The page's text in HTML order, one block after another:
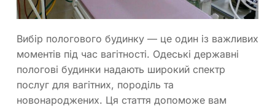
Вибір пологового будинку — це один із важливих
моментів під час вагітності. Одеські державні
пологові будинки надають широкий спектр
послуг для вагітних, породіль та
новонароджених. Ця стаття допоможе вам